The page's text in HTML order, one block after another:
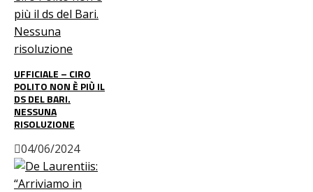
UFFICIALE – CIRO
POLITO NON È PIÙ IL
DS DEL BARI.
NESSUNA
RISOLUZIONE
04/06/2024